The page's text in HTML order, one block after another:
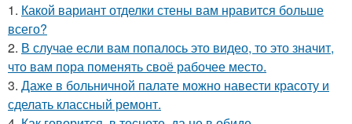
1. Какой вариант отделки стены вам нравится больше
всего?
2. В случае если вам попалось это видео, то это значит,
что вам пора поменять своё рабочее место.
3. Даже в больничной палате можно навести красоту и
сделать классный ремонт.